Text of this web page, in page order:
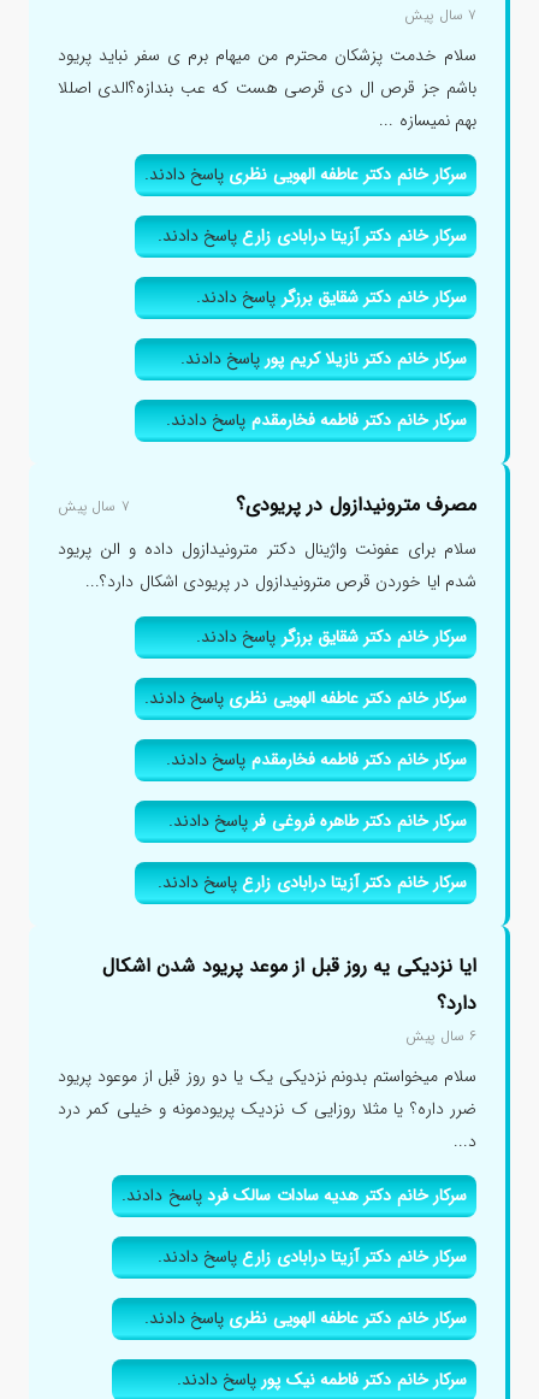
۷ سال پیش
سلام خدمت پزشکان محترم من میهام برم ی سفر نباید پریود
باشم جز قرص ال دی قرصی هست که عب بندازه؟الدی اصللا
بهم نمیسازه ...
سرکار خانم دکتر عاطفه الهویی نظریپاسخ دادند.
سرکار خانم دکتر آزیتا درابادی زارعپاسخ دادند.
سرکار خانم دکتر شقایق برزگرپاسخ دادند.
سرکار خانم دکتر نازیلا کریم پورپاسخ دادند.
سرکار خانم دکتر فاطمه فخارمقدمپاسخ دادند.
مصرف مترونیدازول در پریودی؟ ۷ سال پیش
سلام برای عفونت واژینال دکتر مترونیدازول داده و الن پریود
شدم ایا خوردن قرص مترونیدازول در پریودی اشکال دارد؟...
سرکار خانم دکتر شقایق برزگرپاسخ دادند.
سرکار خانم دکتر عاطفه الهویی نظریپاسخ دادند.
سرکار خانم دکتر فاطمه فخارمقدمپاسخ دادند.
سرکار خانم دکتر طاهره فروغی فرپاسخ دادند.
سرکار خانم دکتر آزیتا درابادی زارعپاسخ دادند.
ایا نزدیکی یه روز قبل از موعد پریود شدن اشکال
دارد؟
۶ سال پیش
سلام میخواستم بدونم نزدیکی یک یا دو روز قبل از موعود پریود
ضرر داره؟ یا مثلا روزایی ک نزدیک پریودمونه و خیلی کمر درد
د...
سرکار خانم دکتر هدیه سادات سالک فردپاسخ دادند.
سرکار خانم دکتر آزیتا درابادی زارعپاسخ دادند.
سرکار خانم دکتر عاطفه الهویی نظریپاسخ دادند.
سرکار خانم دکتر فاطمه نیک پورپاسخ دادند.